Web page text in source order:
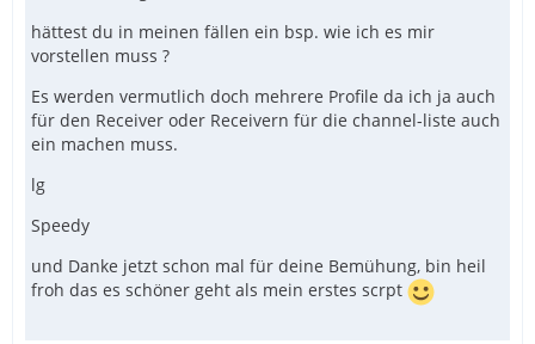
hättest du in meinen fällen ein bsp. wie ich es mir
vorstellen muss ?
Es werden vermutlich doch mehrere Profile da ich ja auch
für den Receiver oder Receivern für die channel-liste auch
ein machen muss.
lg
Speedy
und Danke jetzt schon mal für deine Bemühung, bin heil
froh das es schöner geht als mein erstes scrpt